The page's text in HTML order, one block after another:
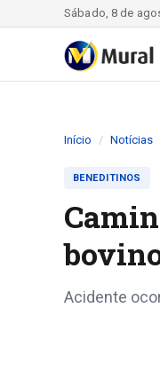
Sábado, 8 de
Início Notícias
BENEDITINOS
Acidente